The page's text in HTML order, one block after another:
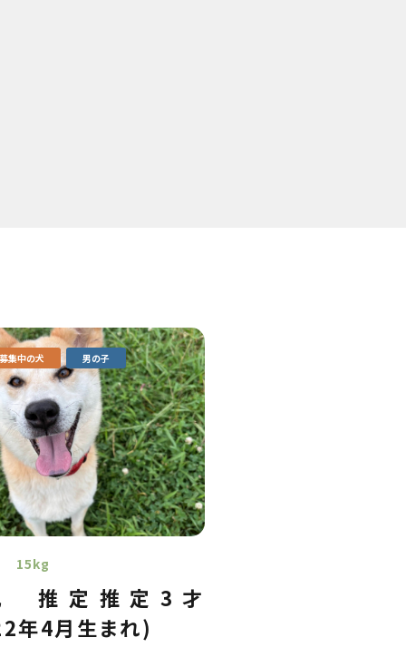
集中の犬 男の子
15kg
推定推定3才
年4月生まれ)